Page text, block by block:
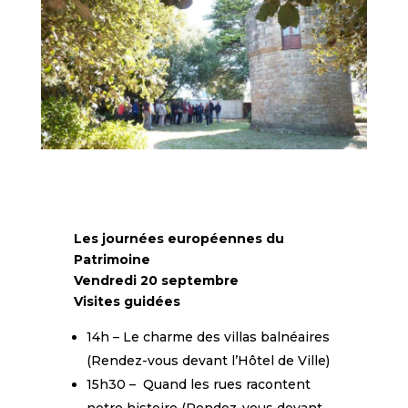
Les journées européennes du
Patrimoine
Vendredi 20 septembre
Visites guidées
14h – Le charme des villas balnéaires
(Rendez-vous devant l’Hôtel de Ville)
15h30 – Quand les rues racontent